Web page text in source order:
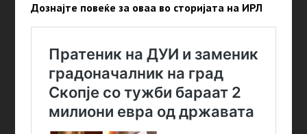
Дознајте повеќе за оваа во сторијата на ИРЛ